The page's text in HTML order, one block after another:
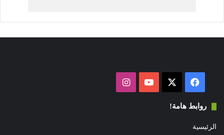
فيسبوك ‫YouTubeانستقرام
روابط هامة!
الرئيسية